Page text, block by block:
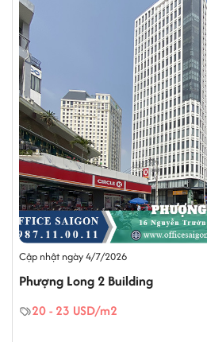
Cập nhật ngày 4/7/2026
Phượng Long 2 Building
20 - 23 USD/m2